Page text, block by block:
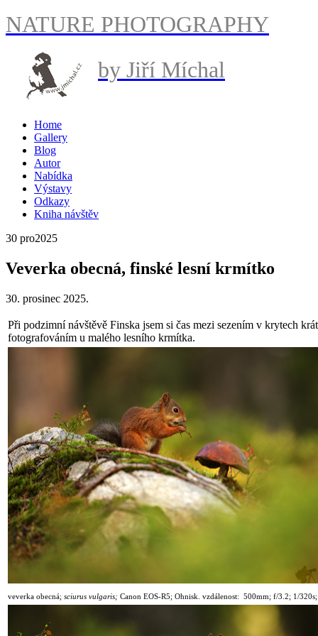
NATURE PHOTOGRAPHY
by Jiří Míchal
Home
Gallery
Blog
Autor
Nabídka
Výstavy
Odkazy
Kniha návštěv
30 pro2025
Veverka obecná, finské lesní krmítko
30. prosinec 2025.
Při podzimní návštěvě Finska jsem si čas mezi sezením v krytech
fotografováním u malého lesního krmítka.
veverka obecná; sciurus vulgaris; Canon EOS-R5; Ohnisk. vzdálenost: 500mm; f/3.2; 1 /32